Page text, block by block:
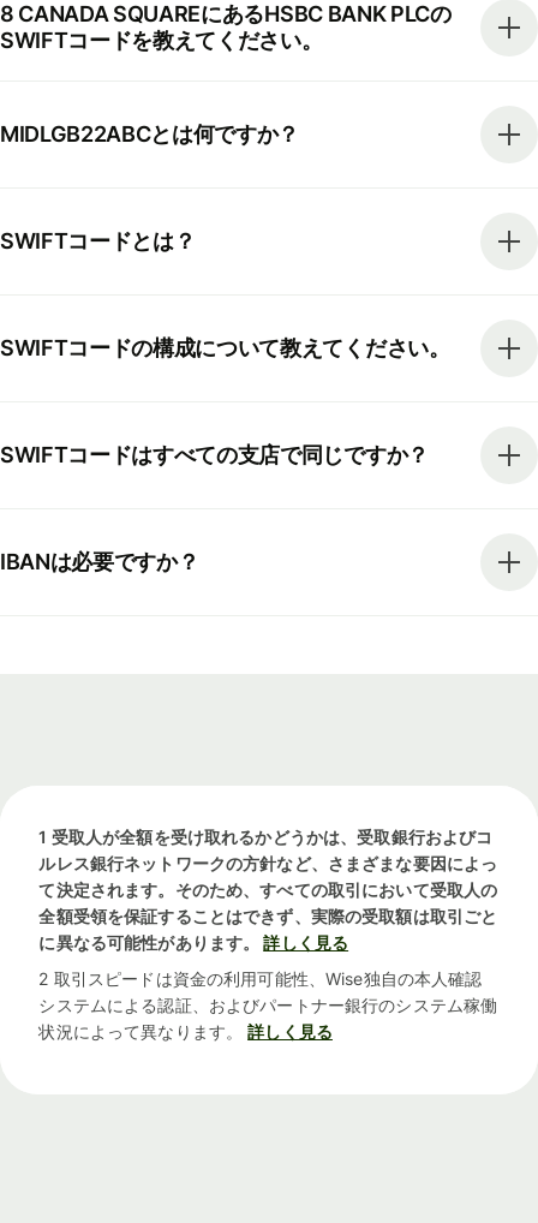
8 CANADA SQUAREにあるHSBC BANK PLCの
SWIFTコードを教えてください。
MIDLGB22ABCとは何ですか？
SWIFTコードとは？
SWIFTコードの構成について教えてください。
SWIFTコードはすべての支店で同じですか？
IBANは必要ですか？
1 受取人が全額を受け取れるかどうかは、受取銀行およびコ
ルレス銀行ネットワークの方針など、さまざまな要因によっ
て決定されます。そのため、すべての取引において受取人の
全額受領を保証することはできず、実際の受取額は取引ごと
に異なる可能性があります。
詳しく見る
2 取引スピードは資金の利用可能性、Wise独自の本人確認
システムによる認証、およびパートナー銀行のシステム稼働
状況によって異なります。
詳しく見る